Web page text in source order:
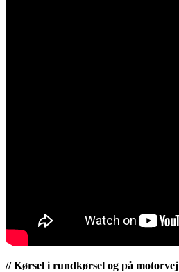
// Kørsel i rundkørsel og på motorvej